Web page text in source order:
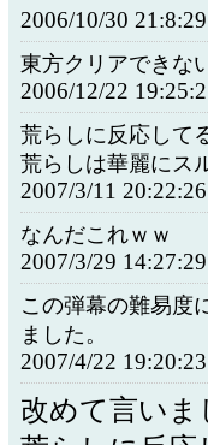
2006/10/30 21:8:29
東方クリアできな
2006/12/22
荒らしに反応して
荒らしは華麗にス
2007/3/11 20:22:26
なんだこれｗｗ
2007/3/29 14:27:29
この弾幕の難易度
ました。
2007/4/22 19:20:23
改めて言いま